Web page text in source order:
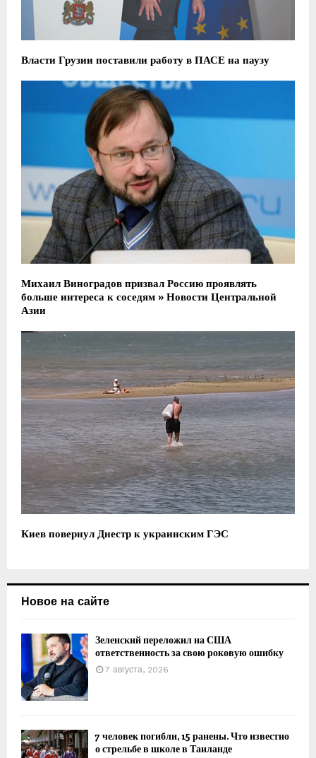
Власти Грузии поставили работу в ПАСЕ на паузу
Михаил Виноградов призвал Россию проявлять
больше интереса к соседям » Новости Центральной
Азии
Киев повернул Днестр к украинским ГЭС
Новое на сайте
Зеленский переложил на США
ответственность за свою роковую ошибку
7 августа, 2026
7 человек погибли, 15 ранены. Что известно
о стрельбе в школе в Таиланде